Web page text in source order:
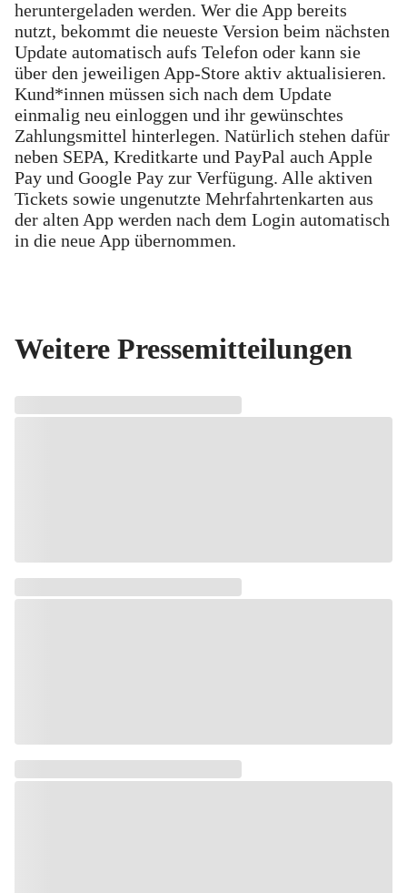
heruntergeladen werden. Wer die App bereits
nutzt, bekommt die neueste Version beim nächsten
Update automatisch aufs Telefon oder kann sie
über den jeweiligen App-Store aktiv aktualisieren.
Kund*innen müssen sich nach dem Update
einmalig neu einloggen und ihr gewünschtes
Zahlungsmittel hinterlegen. Natürlich stehen dafür
neben SEPA, Kreditkarte und PayPal auch Apple
Pay und Google Pay zur Verfügung. Alle aktiven
Tickets sowie ungenutzte Mehrfahrtenkarten aus
der alten App werden nach dem Login automatisch
in die neue App übernommen.
Weitere Pressemitteilungen